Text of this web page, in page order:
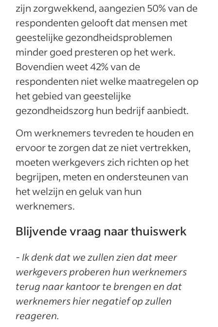
zijn zorgwekkend, aangezien 50% van de
respondenten gelooft dat mensen met
geestelijke gezondheidsproblemen
minder goed presteren op het werk.
Bovendien weet 42% van de
respondenten niet welke maatregelen op
het gebied van geestelijke
gezondheidszorg hun bedrijf aanbiedt.
Om werknemers tevreden te houden en
ervoor te zorgen dat ze niet vertrekken,
moeten werkgevers zich richten op het
begrijpen, meten en ondersteunen van
het welzijn en geluk van hun
werknemers.
Blijvende vraag naar thuiswerk
- Ik denk dat we zullen zien dat meer
werkgevers proberen hun werknemers
terug naar kantoor te brengen en dat
werknemers hier negatief op zullen
reageren.